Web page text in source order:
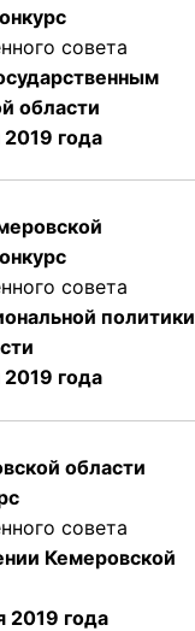
совета
области
2019 года
совета
политики
2019 года
области
совета
Кемеровской
2019 года